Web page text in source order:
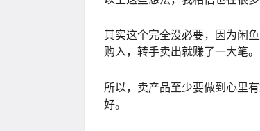
其实这个完全没必要，因为闲
购入，转手卖出就赚了一大笔。
所以，卖产品至少要做到心里
好。